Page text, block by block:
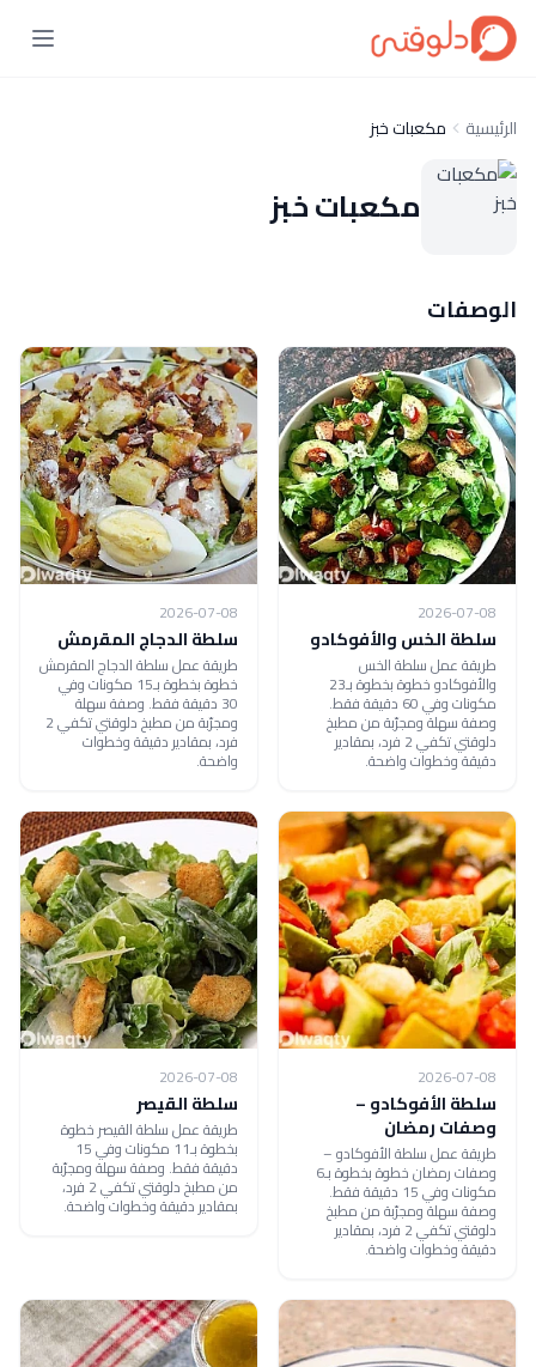
الرئيسية مكعبات خبز
مكعبات خبز
الوصفات
2026-07-08
سلطة الخس والأفوكادو
طريقة عمل سلطة الخس
والأفوكادو خطوة بخطوة بـ23
مكونات وفي 60 دقيقة فقط.
وصفة سهلة ومجرّبة من مطبخ
دلوقتي تكفي 2 فرد، بمقادير
دقيقة وخطوات واضحة.
2026-07-08
سلطة الدجاج المقرمش
طريقة عمل سلطة الدجاج المقرمش
خطوة بخطوة بـ15 مكونات وفي
30 دقيقة فقط. وصفة سهلة
ومجرّبة من مطبخ دلوقتي تكفي 2
فرد، بمقادير دقيقة وخطوات
واضحة.
2026-07-08
سلطة الأفوكادو –
وصفات رمضان
طريقة عمل سلطة الأفوكادو –
وصفات رمضان خطوة بخطوة بـ6
مكونات وفي 15 دقيقة فقط.
وصفة سهلة ومجرّبة من مطبخ
دلوقتي تكفي 2 فرد، بمقادير
دقيقة وخطوات واضحة.
2026-07-08
سلطة القيصر
طريقة عمل سلطة القيصر خطوة
بخطوة بـ11 مكونات وفي 15
دقيقة فقط. وصفة سهلة ومجرّبة
من مطبخ دلوقتي تكفي 2 فرد،
بمقادير دقيقة وخطوات واضحة.